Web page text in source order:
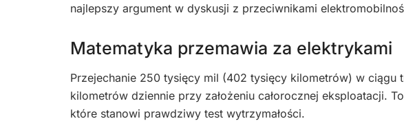
najlepszy argument w dyskusji z przeciwnikami
Matematyka przemawia za elektrykami
Przejechanie 250 tysięcy mil (402 tysięcy kilometrów) w ciągu
kilometrów dziennie przy założeniu całorocznej eksploatacji.
które stanowi prawdziwy test wytrzymałości.